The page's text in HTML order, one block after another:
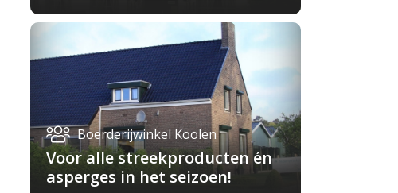
Boerderijwinkel Koolen
Voor alle streekproducten én
asperges in het seizoen!